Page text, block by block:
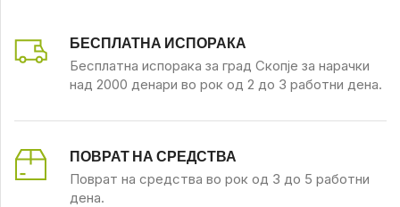
БЕСПЛАТНА ИСПОРАКА
Бесплатна испорака за град Скопје за нарачки
над 2000 денари во рок од 2 до 3 работни дена.
ПОВРАТ НА СРЕДСТВА
Поврат на средства во рок од 3 до 5 работни
дена.